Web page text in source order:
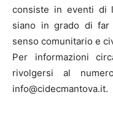
consiste in eventi di
siano in grado di far
senso comunitario e
Per informazioni
rivolgersi al
info@cidecmantova.it.